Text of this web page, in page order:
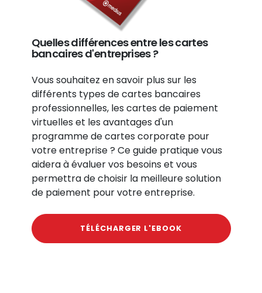
Quelles différences entre les cartes
bancaires d'entreprises ?
Vous souhaitez en savoir plus sur les
différents types de cartes bancaires
professionnelles, les cartes de paiement
virtuelles et les avantages d'un
programme de cartes corporate pour
votre entreprise ? Ce guide pratique vous
aidera à évaluer vos besoins et vous
permettra de choisir la meilleure solution
de paiement pour votre entreprise.
TÉLÉCHARGER L'EBOOK